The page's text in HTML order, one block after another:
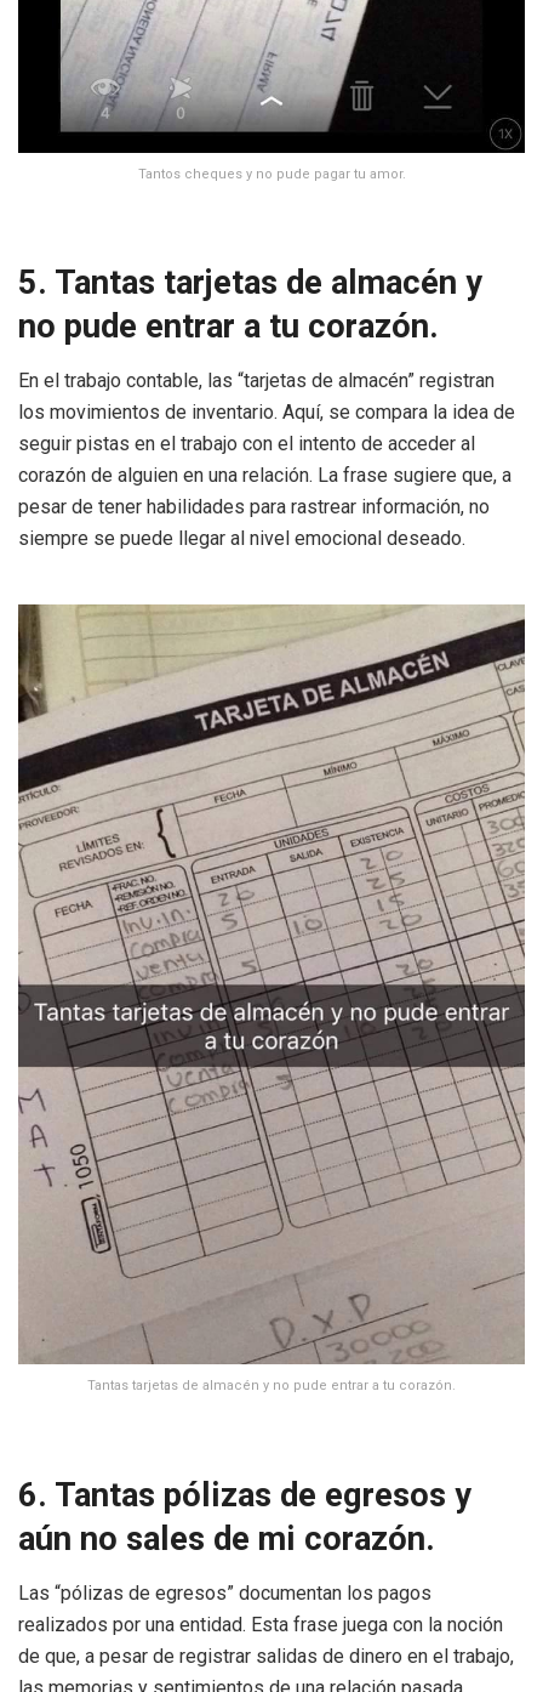
Tantos cheques y no pude pagar tu amor.
5. Tantas tarjetas de almacén y
no pude entrar a tu corazón.
En el trabajo contable, las “tarjetas de almacén” registran
los movimientos de inventario. Aquí, se compara la idea de
seguir pistas en el trabajo con el intento de acceder al
corazón de alguien en una relación. La frase sugiere que, a
pesar de tener habilidades para rastrear información, no
siempre se puede llegar al nivel emocional deseado.
Tantas tarjetas de almacén y no pude entrar a tu corazón.
6. Tantas pólizas de egresos y
aún no sales de mi corazón.
Las “pólizas de egresos” documentan los pagos
realizados por una entidad. Esta frase juega con la noción
de que, a pesar de registrar salidas de dinero en el trabajo,
las memorias y sentimientos de una relación pasada